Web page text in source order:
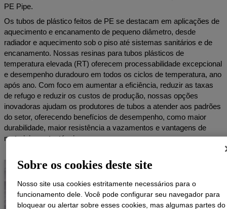
PE Pipe.
Os tubos de plástico feitos de PE se destacam em aplicações de
aquecimento e encanamento de pequeno diâmetro, desde
radiador e aquecimento sob o piso até sistemas sanitários e de
encanamento. Nossas resinas para tubos plásticos de
temperatura elevada (RT) oferecem processabilidade excepcional
e desempenho duradouro em todos os ciclos de temperatura, ano
após ano. Com foco em aumentar a eficiência, reduzir as taxas
de refugo e reduzir os custos de produção, nossas opções
inovadoras ajudam os produtores de tubos a atender aos padrões
do setor, oferecendo benefícios de desempenho, como maior
durabilidade, maior resistência a vazamentos e vantagens de
materiais sustentáveis.
Sobre os cookies deste site
Nosso site usa cookies estritamente necessários para o
funcionamento dele. Você pode configurar seu navegador para
bloquear ou alertar sobre esses cookies, mas algumas partes do